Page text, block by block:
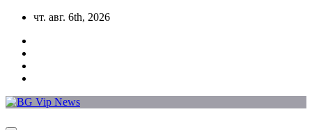
Skip
content
чт. авг. 6th, 2026